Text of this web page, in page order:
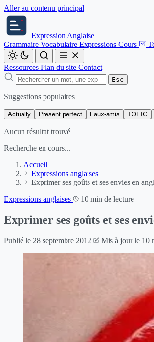
Aller au contenu principal
Expression Anglaise
Grammaire Vocabulaire Expressions Cours
Ressources Plan du site Contact
Esc
Suggestions populaires
Actually Present perfect Faux-amis TOEIC
Aucun résultat trouvé
Recherche en cours...
Accueil
Expressions anglaises
Exprimer ses goûts et ses envies en
Expressions anglaises
10 min de lecture
Exprimer ses goûts et ses
Publié le 28 septembre 2012 Mis à jour le 10